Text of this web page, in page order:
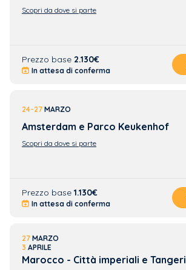
Scopri da dove si parte
Prezzo base 2.130€
In attesa di conferma
24-27 MARZO
Amsterdam e Parco Keukenhof
Scopri da dove si parte
Prezzo base 1.130€
In attesa di conferma
27 MARZO
3 APRILE
Marocco - Città imperiali e Tangeri